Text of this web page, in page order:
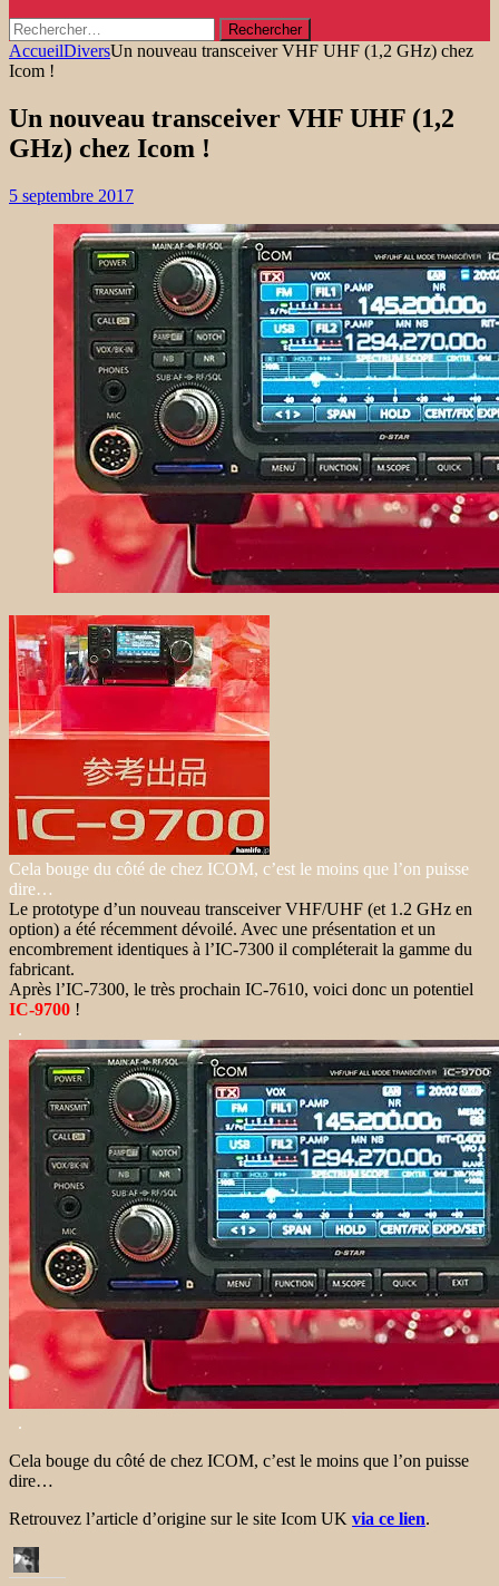
Rechercher :
AccueilDiversUn nouveau transceiver VHF UHF (1,2 GHz) chez
Icom !
Un nouveau transceiver VHF UHF (1,2
GHz) chez Icom !
5 septembre 2017
Cela bouge du côté de chez ICOM, c’est le moins que l’on puisse
dire…
Le prototype d’un nouveau transceiver VHF/UHF (et 1.2 GHz en
option) a été récemment dévoilé. Avec une présentation et un
encombrement identiques à l’IC-7300 il compléterait la gamme du
fabricant.
Après l’IC-7300, le très prochain IC-7610, voici donc un potentiel
IC-9700 !
.
.
Cela bouge du côté de chez ICOM, c’est le moins que l’on puisse
dire…
Retrouvez l’article d’origine sur le site Icom UK via ce lien.